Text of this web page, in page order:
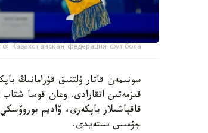
Казахстанская федерация футбола
سونىمەن قاتار ۇلتتىق قۇرامانىڭ
قىزمەتىن اتقارادى. وعان قوسا
قاقپاشىلار باپكەرى، ۆاديم
جۇمىس ىستەيدى.